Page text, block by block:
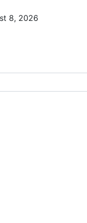
8, 2026
চেতনায় উদ্বুদ্ধ